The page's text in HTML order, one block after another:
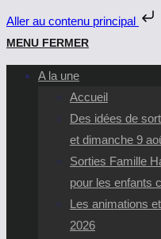
Aller au contenu principal
Skip
to
content
MENU FERMER
A la une
Accueil
Des idées de
et dimanche 9
Sorties Famille
pour les enfants
Les animations
2026